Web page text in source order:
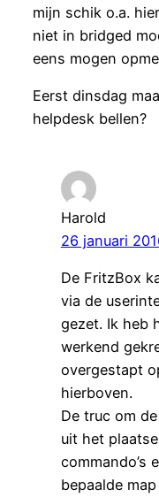
mijn schik o.a.
niet in bridged
eens mogen
Eerst dinsdag
helpdesk bellen?
Harold
26 januari
De FritzBox
via de
gezet. Ik heb
werkend
overgestapt
hierboven.
De truc om
uit het
commando’s
bepaalde